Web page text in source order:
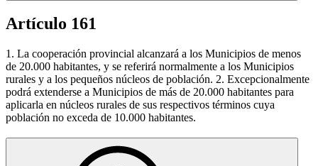
Artículo 161
1. La cooperación provincial alcanzará a los Municipios de menos
de 20.000 habitantes, y se referirá normalmente a los Municipios
rurales y a los pequeños núcleos de población. 2. Excepcionalmente
podrá extenderse a Municipios de más de 20.000 habitantes para
aplicarla en núcleos rurales de sus respectivos términos cuya
población no exceda de 10.000 habitantes.